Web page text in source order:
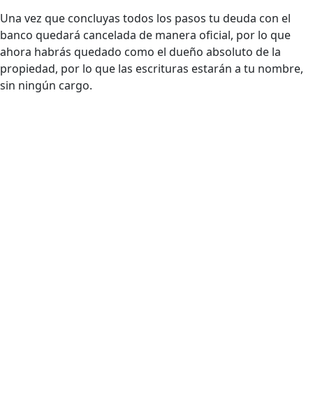
Una vez que concluyas todos los pasos tu deuda con el
banco quedará cancelada de manera oficial, por lo que
ahora habrás quedado como el dueño absoluto de la
propiedad, por lo que las escrituras estarán a tu nombre,
sin ningún cargo.